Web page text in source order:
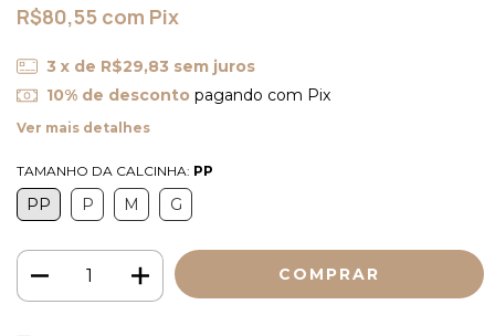
R$80,55 com Pix
3 x de R$29,83 sem juros
10% de desconto pagando com Pix
Ver mais detalhes
TAMANHO DA CALCINHA: PP
PP P M G